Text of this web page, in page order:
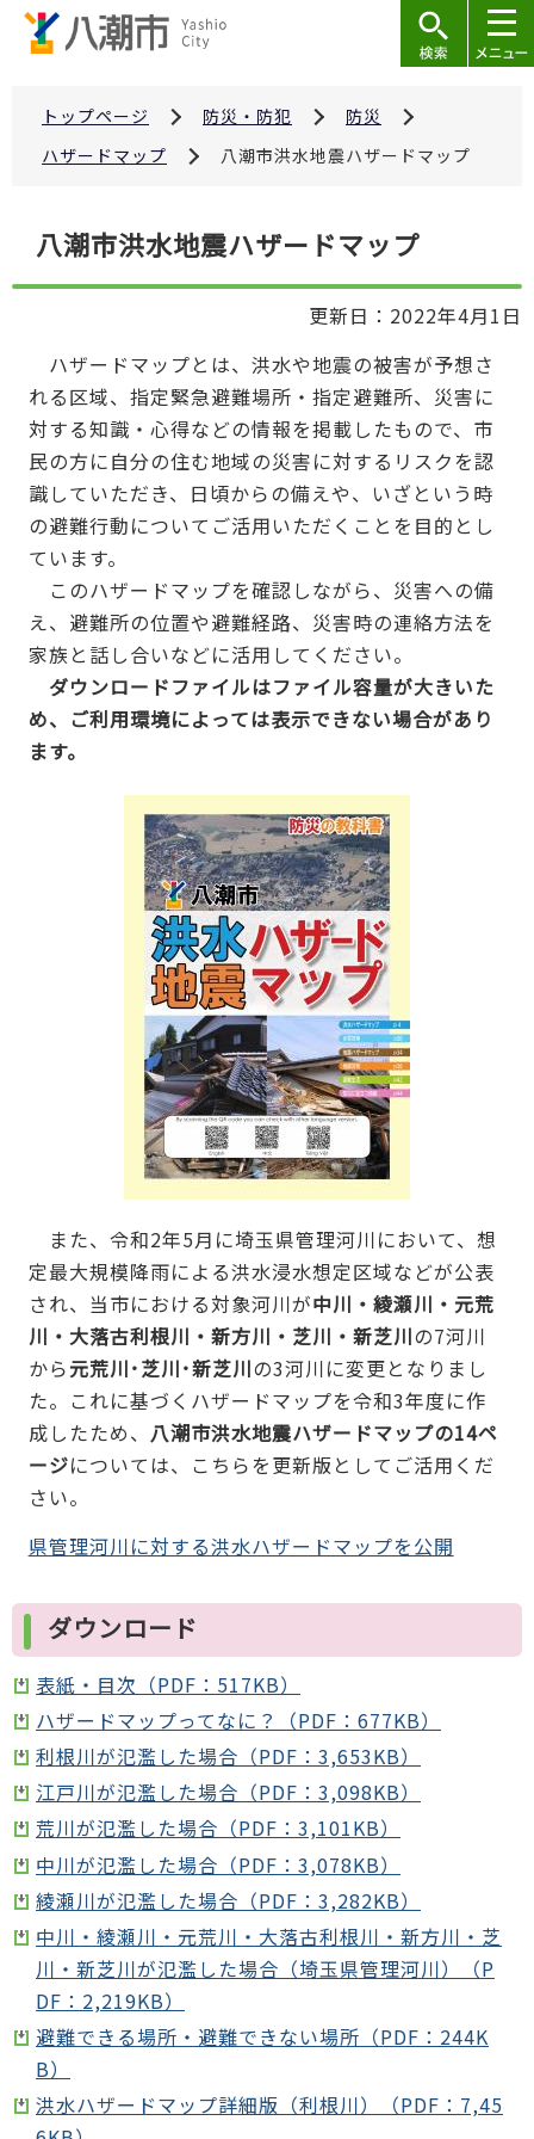
トップページ 防災・防犯
防災
ハザードマップ
八潮市洪水地震ハザードマップ
こ
八潮市洪水地震ハザードマップ
更新日：2022年4月1日
ハザードマップとは、洪水や地震の被害が予想さ
れる区域、指定緊急避難場所・指定避難所、災害に
対する知識・心得などの情報を掲載したもので、市
民の方に自分の住む地域の災害に対するリスクを認
識していただき、日頃からの備えや、いざという時
の避難行動についてご活用いただくことを目的とし
ています。
このハザードマップを確認しながら、災害への備
え、避難所の位置や避難経路、災害時の連絡方法を
家族と話し合いなどに活用してください。
ダウンロードファイルはファイル容量が大きいた
め、ご利用環境によっては表示できない場合があり
ます。
また、令和2年5月に埼玉県管理河川において、想
定最大規模降雨による洪水浸水想定区域などが公表
され、当市における対象河川が中川・綾瀬川・元荒
川・大落古利根川・新方川・芝川・新芝川の7河川
から元荒川･芝川･新芝川の3河川に変更となりまし
た。これに基づくハザードマップを令和3年度に作
成したため、 八潮市洪水地震ハザードマップの14ペ
ージについては、こちらを更新版としてご活用くだ
さい。
県管理河川に対する洪水ハザードマップを公開
ダウンロード
表紙・目次（PDF：517KB）
ハザードマップってなに？（PDF：677KB）
利根川が氾濫した場合（PDF：3,653KB）
江戸川が氾濫した場合（PDF：3,098KB）
荒川が氾濫した場合（PDF：3,101KB）
中川が氾濫した場合（PDF：3,078KB）
綾瀬川が氾濫した場合（PDF：3,282KB）
中川・綾瀬川・元荒川・大落古利根川・新方川・芝
川・新芝川が氾濫した場合（埼玉県管理河川）（P
DF：2,219KB）
避難できる場所・避難できない場所（PDF：244K
B）
洪水ハザードマップ詳細版（利根川）（PDF：7,45